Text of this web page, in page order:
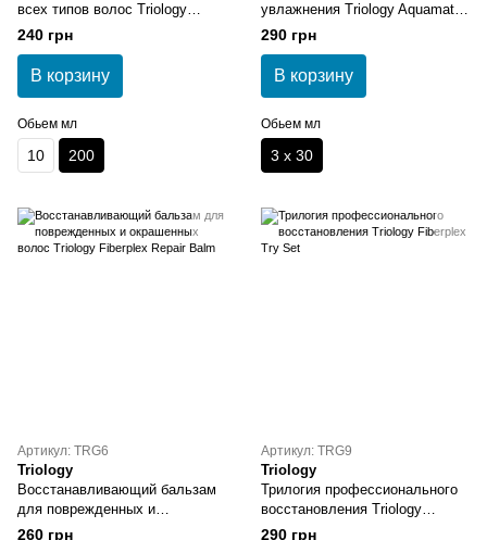
всех типов волос Triology
Aquamatrix Hydration Hair Balm
240 грн
В корзину
Обьем мл
10 200
увлажнения Triology Aquamatrix
Try Set
290 грн
В корзину
Обьем мл
3 х 30
Артикул: TRG6
Triology
Восстанавливающий бальзам
для поврежденных и
окрашенных волос Triology
260 грн
Артикул: TRG9
Triology
Трилогия профессионального
восстановления Triology
Fiberplex Try Set
290 грн